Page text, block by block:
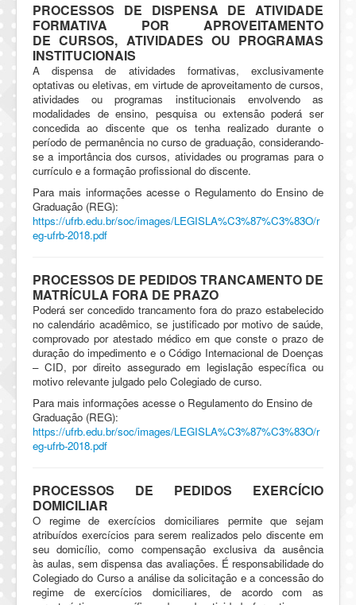
PROCESSOS DE DISPENSA DE ATIVIDADE
FORMATIVA POR APROVEITAMENTO
DE CURSOS, ATIVIDADES OU PROGRAMAS
INSTITUCIONAIS
A dispensa de atividades formativas, exclusivamente
optativas ou eletivas, em virtude de aproveitamento de cursos,
atividades ou programas institucionais envolvendo as
modalidades de ensino, pesquisa ou extensão poderá ser
concedida ao discente que os tenha realizado durante o
período de permanência no curso de graduação, considerando-
se a importância dos cursos, atividades ou programas para o
currículo e a formação profissional do discente.
Para mais informações acesse o Regulamento do Ensino de
Graduação (REG):
https://ufrb.edu.br/soc/images/LEGISLA%C3%87%C3%83O/r
eg-ufrb-2018.pdf
PROCESSOS DE PEDIDOS TRANCAMENTO DE
MATRÍCULA FORA DE PRAZO
Poderá ser concedido trancamento fora do prazo estabelecido
no calendário acadêmico, se justificado por motivo de saúde,
comprovado por atestado médico em que conste o prazo de
duração do impedimento e o Código Internacional de Doenças
– CID, por direito assegurado em legislação específica ou
motivo relevante julgado pelo Colegiado de curso.
Para mais informações acesse o Regulamento do Ensino de
Graduação (REG):
https://ufrb.edu.br/soc/images/LEGISLA%C3%87%C3%83O/r
eg-ufrb-2018.pdf
PROCESSOS DE PEDIDOS EXERCÍCIO
DOMICILIAR
O regime de exercícios domiciliares permite que sejam
atribuídos exercícios para serem realizados pelo discente em
seu domicílio, como compensação exclusiva da ausência
às aulas, sem dispensa das avaliações. É responsabilidade do
Colegiado do Curso a análise da solicitação e a concessão do
regime de exercícios domiciliares, de acordo com as